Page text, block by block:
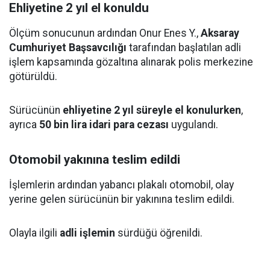
Ehliyetine 2 yıl el konuldu
Ölçüm sonucunun ardından Onur Enes Y., Aksaray
Cumhuriyet Başsavcılığı tarafından başlatılan adli
işlem kapsamında gözaltına alınarak polis merkezine
götürüldü.
Sürücünün ehliyetine 2 yıl süreyle el konulurken,
ayrıca 50 bin lira idari para cezası uygulandı.
Otomobil yakınına teslim edildi
İşlemlerin ardından yabancı plakalı otomobil, olay
yerine gelen sürücünün bir yakınına teslim edildi.
Olayla ilgili adli işlemin sürdüğü öğrenildi.